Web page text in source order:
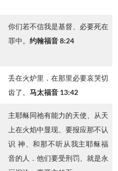
你们若不信我是基督、必要死在
罪中。 约翰福音 8:24
丢在火炉里．在那里必要哀哭切
齿了。 马太福音 13:42
主耶稣同祂有能力的天使、从天
上在火焰中显现、要报应那不认
识 神、和那不听从我主耶稣福
音的人．他们要受刑罚、就是永